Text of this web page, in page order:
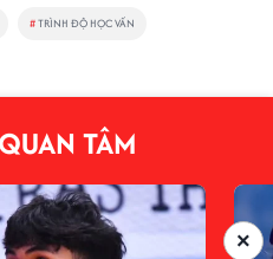
#TRÌNH ĐỘ HỌC VẤN
TÂM
×